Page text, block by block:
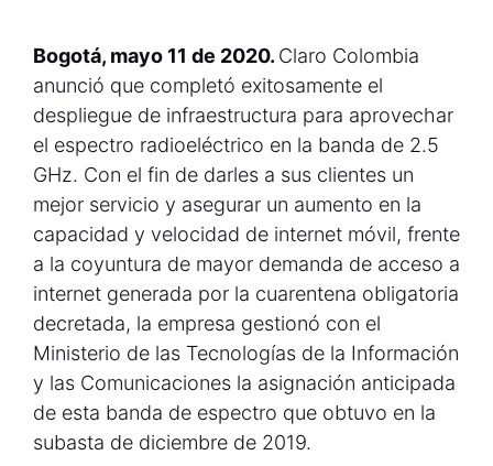
Bogotá, mayo 11 de 2020. Claro Colombia
anunció que completó exitosamente el
despliegue de infraestructura para aprovechar
el espectro radioeléctrico en la banda de 2.5
GHz. Con el fin de darles a sus clientes un
mejor servicio y asegurar un aumento en la
capacidad y velocidad de internet móvil, frente
a la coyuntura de mayor demanda de acceso a
internet generada por la cuarentena obligatoria
decretada, la empresa gestionó con el
Ministerio de las Tecnologías de la Información
y las Comunicaciones la asignación anticipada
de esta banda de espectro que obtuvo en la
subasta de diciembre de 2019.